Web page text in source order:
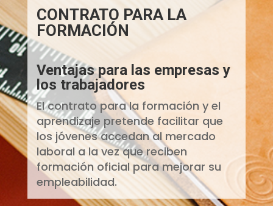
CONTRATO PARA LA
FORMACIÓN
Ventajas para las empresas y
los trabajadores
El contrato para la formación y el
aprendizaje pretende facilitar que
los jóvenes accedan al mercado
laboral a la vez que reciben
formación oficial para mejorar su
empleabilidad.